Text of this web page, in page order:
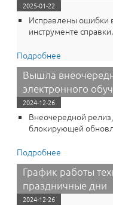
2025-01-22
Исправлены ошибки
инструменте справки.
Подробнее
обучения 3KL
Вышла
электронного
2024-12-26
Внеочередной
блокирующей
Подробнее
График работы
праздничные дни
2024-12-26